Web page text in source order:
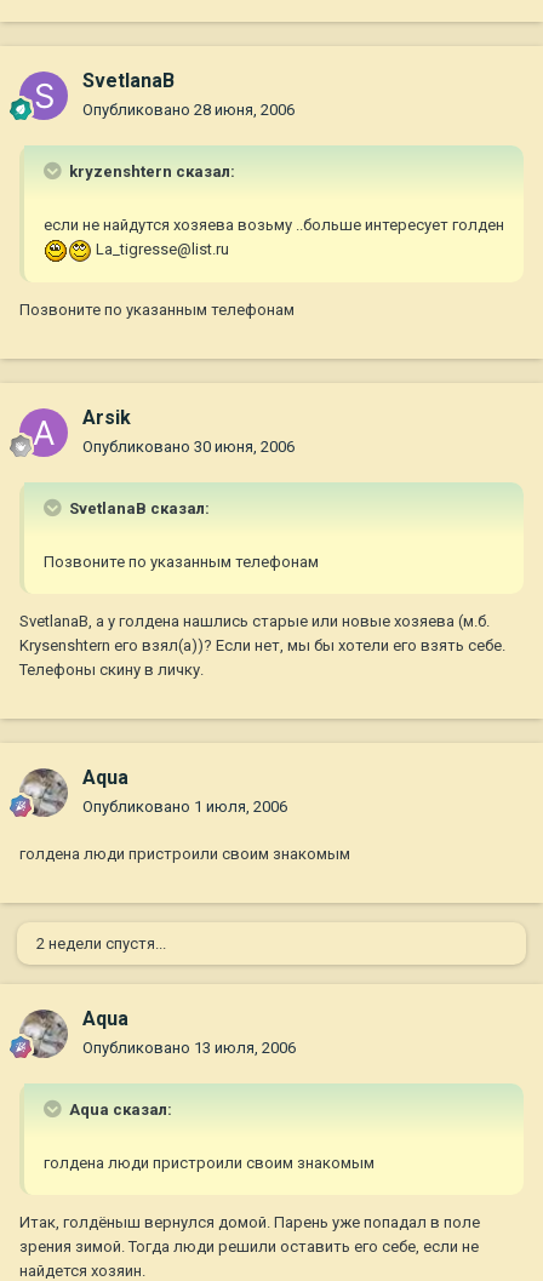
SvetlanaB
Опубликовано 28 июня, 2006
kryzenshtern сказал:
если не найдутся хозяева возьму ..больше интересует голден
La_tigresse@list.ru
Позвоните по указанным телефонам
Arsik
Опубликовано 30 июня, 2006
SvetlanaB сказал:
Позвоните по указанным телефонам
SvetlanaB, а у голдена нашлись старые или новые хозяева (м.б.
Krysenshtern его взял(а))? Если нет, мы бы хотели его взять себе.
Телефоны скину в личку.
Aqua
Опубликовано 1 июля, 2006
голдена люди пристроили своим знакомым
2 недели спустя...
Aqua
Опубликовано 13 июля, 2006
Aqua сказал:
голдена люди пристроили своим знакомым
Итак, голдёныш вернулся домой. Парень уже попадал в поле
зрения зимой. Тогда люди решили оставить его себе, если не
найдется хозяин.